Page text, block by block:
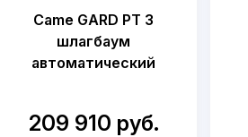
Came GARD PT 3
шлагбаум
автоматический
209 910 руб.